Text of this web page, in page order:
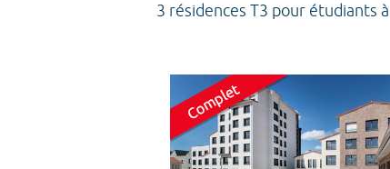
3 résidences T3 pour étudiants à